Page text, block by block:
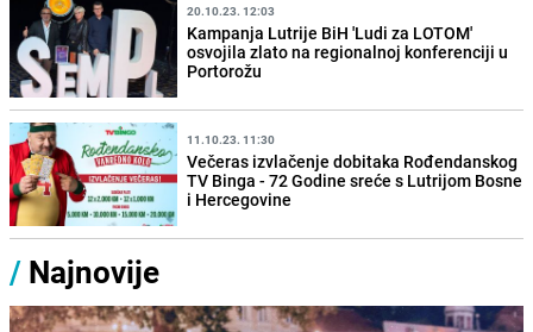
20.10.23. 12:03
Kampanja Lutrije BiH 'Ludi za LOTOM'
osvojila zlato na regionalnoj konferenciji u
Portorožu
11.10.23. 11:30
Večeras izvlačenje dobitaka Rođendanskog
TV Binga - 72 Godine sreće s Lutrijom Bosne
i Hercegovine
/ Najnovije